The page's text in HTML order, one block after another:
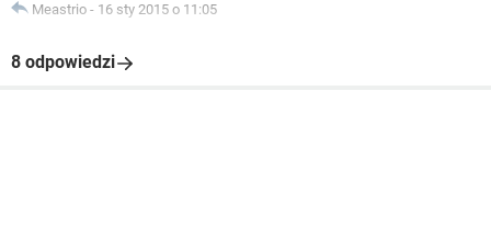
Meastrio - 16 sty 2015 o 11:05
8 odpowiedzi